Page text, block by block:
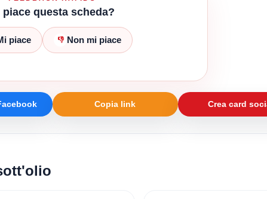
piace questa scheda?
piace 👎 Non mi piace
Copia link Crea card